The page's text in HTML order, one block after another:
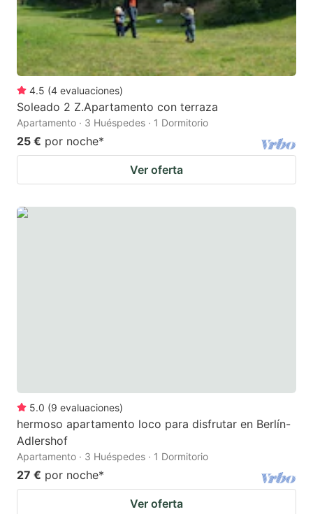
4.5 (4 evaluaciones)
Soleado 2 Z.Apartamento con terraza
Apartamento · 3 Huéspedes · 1 Dormitorio
25 € por noche*
Ver oferta
5.0 (9 evaluaciones)
hermoso apartamento loco para disfrutar en Berlín-
Adlershof
Apartamento · 3 Huéspedes · 1 Dormitorio
27 € por noche*
Ver oferta